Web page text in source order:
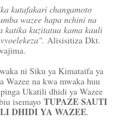
kutafakari changamoto
wazee hapa nchini na
katika kuzitatua kama kauli
Alisisitiza Dkt.
ni Siku ya Kimataifa ya
na kwa mwaka huu
Ukatili dhidi ya Wazee
isemayo TUPAZE SAUTI
DHIDI YA WAZEE.